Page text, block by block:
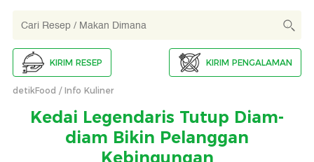
KIRIM RESEP KIRIM PENGALAMAN
detikFood Info Kuliner
Kedai Legendaris Tutup Diam-
diam Bikin Pelanggan
Kebingungan